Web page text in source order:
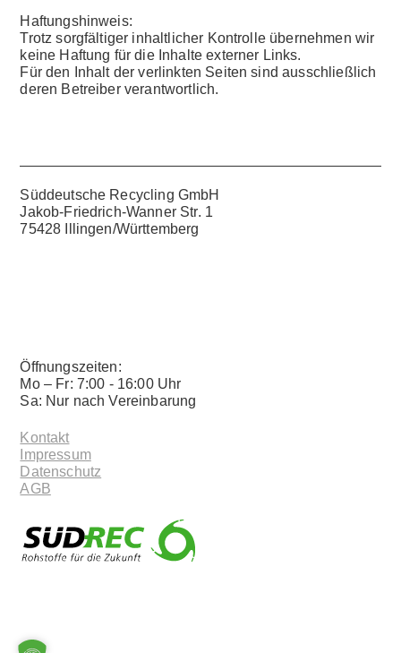
Haftungshinweis:
Trotz sorgfältiger inhaltlicher Kontrolle übernehmen wir
keine Haftung für die Inhalte externer Links.
Für den Inhalt der verlinkten Seiten sind ausschließlich
deren Betreiber verantwortlich.
Süddeutsche Recycling GmbH
Jakob-Friedrich-Wanner Str. 1
75428 Illingen/Württemberg
Öffnungszeiten:
Mo – Fr: 7:00 - 16:00 Uhr
Sa: Nur nach Vereinbarung
Kontakt
Impressum
Datenschutz
AGB